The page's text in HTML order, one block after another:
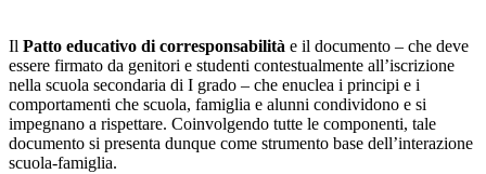
Il Patto educativo di corresponsabilità e il documento – che deve
essere firmato da genitori e studenti contestualmente all’iscrizione
nella scuola secondaria di I grado – che enuclea i principi e i
comportamenti che scuola, famiglia e alunni condividono e si
impegnano a rispettare. Coinvolgendo tutte le componenti, tale
documento si presenta dunque come strumento base dell’interazione
scuola-famiglia.